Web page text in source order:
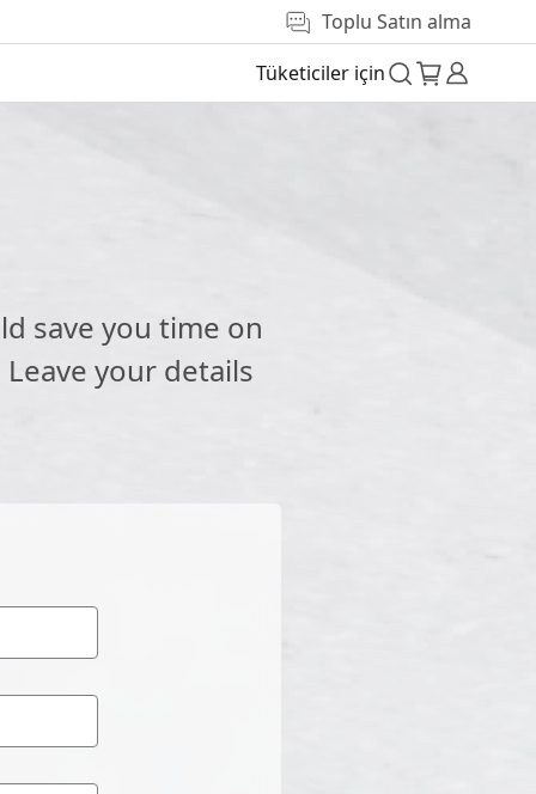
Toplu Satın alma
Tüketiciler için
save you time on
your details